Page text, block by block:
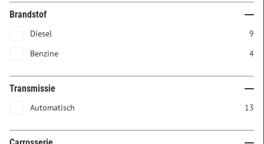
Brandstof
Diesel
9
Benzine
4
Transmissie
Automatisch 13